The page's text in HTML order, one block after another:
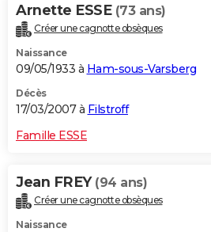
Arnette ESSE (73 ans)
Créer une cagnotte obsèques
Naissance
09/05/1933 à Ham-sous-Varsberg
Décès
17/03/2007 à Filstroff
Famille ESSE
Jean FREY (94 ans)
Créer une cagnotte obsèques
Naissance